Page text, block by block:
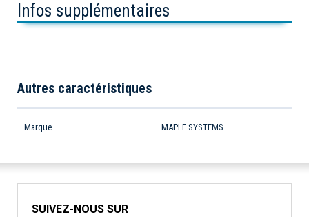
Infos supplémentaires
Autres caractéristiques
Marque MAPLE SYSTEMS
SUIVEZ-NOUS SUR